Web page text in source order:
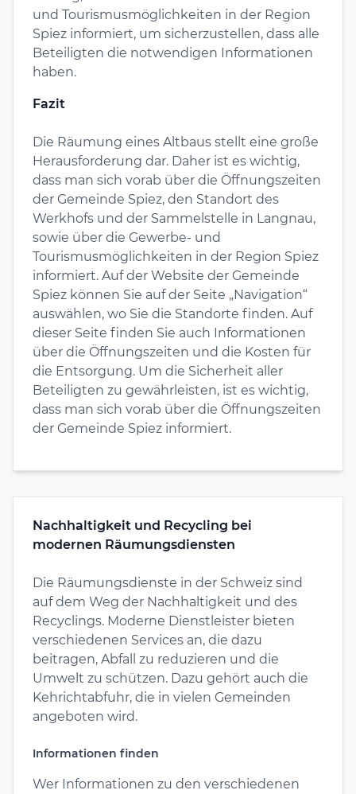
und Tourismusmöglichkeiten in der Region
Spiez informiert, um sicherzustellen, dass alle
Beteiligten die notwendigen Informationen
haben.
Fazit
Die Räumung eines Altbaus stellt eine große
Herausforderung dar. Daher ist es wichtig,
dass man sich vorab über die Öffnungszeiten
der Gemeinde Spiez, den Standort des
Werkhofs und der Sammelstelle in Langnau,
sowie über die Gewerbe- und
Tourismusmöglichkeiten in der Region Spiez
informiert. Auf der Website der Gemeinde
Spiez können Sie auf der Seite „Navigation“
auswählen, wo Sie die Standorte finden. Auf
dieser Seite finden Sie auch Informationen
über die Öffnungszeiten und die Kosten für
die Entsorgung. Um die Sicherheit aller
Beteiligten zu gewährleisten, ist es wichtig,
dass man sich vorab über die Öffnungszeiten
der Gemeinde Spiez informiert.
Nachhaltigkeit und Recycling bei
modernen Räumungsdiensten
Die Räumungsdienste in der Schweiz sind
auf dem Weg der Nachhaltigkeit und des
Recyclings. Moderne Dienstleister bieten
verschiedenen Services an, die dazu
beitragen, Abfall zu reduzieren und die
Umwelt zu schützen. Dazu gehört auch die
Kehrichtabfuhr, die in vielen Gemeinden
angeboten wird.
Informationen finden
Wer Informationen zu den verschiedenen